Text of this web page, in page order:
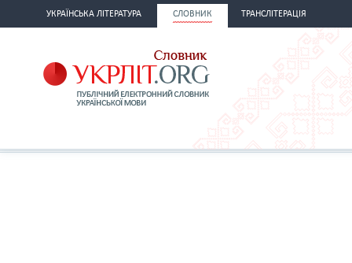
УКРАЇНСЬКА ЛІТЕРАТУРА СЛОВНИК ТРАНСЛІТЕРАЦІЯ